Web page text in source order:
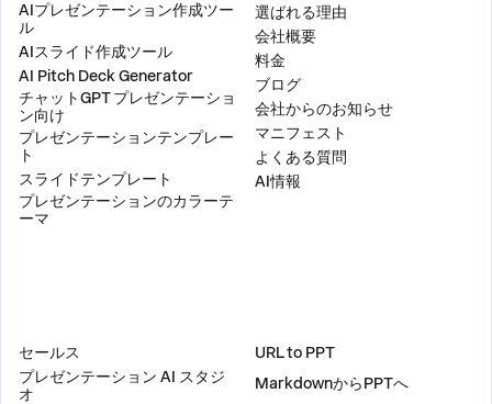
AIプレゼンテーション作成ツー
ル
AIスライド作成ツール
AI Pitch Deck Generator
チャットGPT プレゼンテーショ
ン向け
プレゼンテーションテンプレー
ト
スライドテンプレート
プレゼンテーションのカラーテ
ーマ
選ばれる理由
会社概要
料金
ブログ
会社からのお知らせ
マニフェスト
よくある質問
AI情報
セールス
プレゼンテーション AI スタジ
オ
URL to PPT
MarkdownからPPTへ